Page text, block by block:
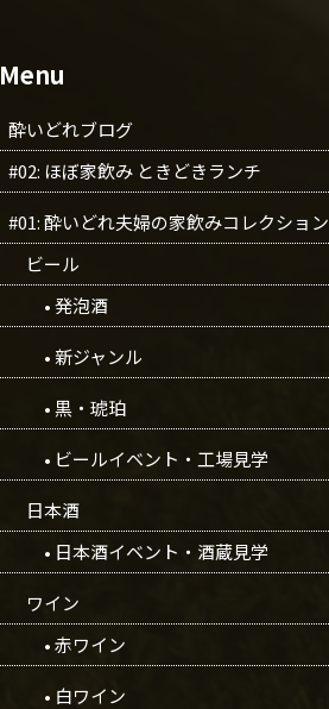
Menu
酔いどれブログ
#02: ほぼ家飲み ときどきランチ
#01: 酔いどれ夫婦の家飲みコレクション
ビール
• 発泡酒
• 新ジャンル
• 黒・琥珀
• ビールイベント・工場見学
日本酒
• 日本酒イベント・酒蔵見学
ワイン
• 赤ワイン
• 白ワイン